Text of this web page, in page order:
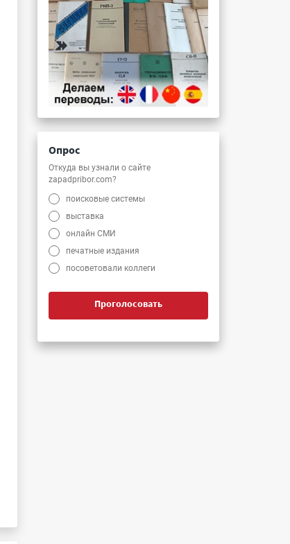
Опрос
Откуда вы узнали о сайте
zapadpribor.com?
поисковые системы
выставка
онлайн СМИ
печатные издания
посоветовали коллеги
Проголосовать